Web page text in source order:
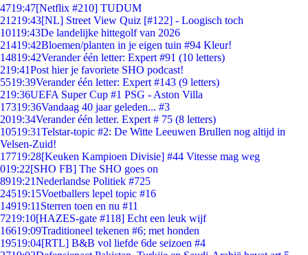
4719:47[Netflix #210] TUDUM
21219:43[NL] Street View Quiz [#122] - Loogisch toch
10119:43De landelijke hittegolf van 2026
21419:42Bloemen/planten in je eigen tuin #94 Kleur!
14819:42Verander één letter: Expert #91 (10 letters)
219:41Post hier je favoriete SHO podcast!
5519:39Verander één letter: Expert #143 (9 letters)
219:36UEFA Super Cup #1 PSG - Aston Villa
17319:36Vandaag 40 jaar geleden... #3
2019:34Verander één letter. Expert # 75 (8 letters)
10519:31Telstar-topic #2: De Witte Leeuwen Brullen nog altijd in
Velsen-Zuid!
17719:28[Keuken Kampioen Divisie] #44 Vitesse mag weg
019:22[SHO FB] The SHO goes on
8919:21Nederlandse Politiek #725
24519:15Voetballers lepel topic #16
14919:11 Sterren toen en nu #11
7219:10[HAZES-gate #118] Echt een leuk wijf
16619:09Traditioneel tekenen #6; met honden
19519:04[RTL] B&B vol liefde 6de seizoen #4